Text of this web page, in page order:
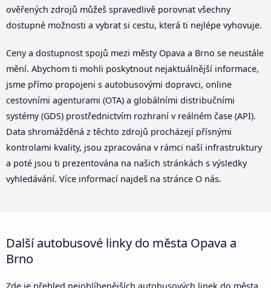
ověřených zdrojů můžeš spravedlivě porovnat všechny
dostupné možnosti a vybrat si cestu, která ti nejlépe vyhovuje.
Ceny a dostupnost spojů mezi městy Opava a Brno se neustále
mění. Abychom ti mohli poskytnout nejaktuálnější informace,
jsme přímo propojeni s autobusovými dopravci, online
cestovními agenturami (OTA) a globálními distribučními
systémy (GDS) prostřednictvím rozhraní v reálném čase (API).
Data shromážděná z těchto zdrojů procházejí přísnými
kontrolami kvality, jsou zpracována v rámci naší infrastruktury
a poté jsou ti prezentována na našich stránkách s výsledky
vyhledávání. Více informací najdeš na stránce O nás.
Další autobusové linky do města Opava a
Brno